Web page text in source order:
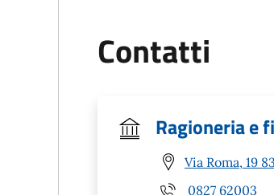
Contatti
Ragioneria e
Via Roma, 19
0827 62003